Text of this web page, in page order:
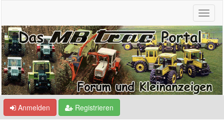
Anmelden Registrieren